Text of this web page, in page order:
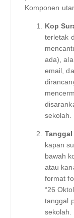
Komponen
Kop
terletak
ada),
email,
sekolah.
kapan
bawah
atau
format
“26
tanggal
sekolah.